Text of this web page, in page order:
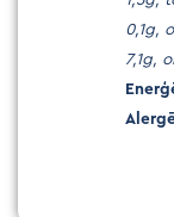
0,1g,
7,1g,